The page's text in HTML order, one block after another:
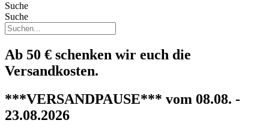
Suche
Suche
Ab 50 € schenken wir euch die
Versandkosten.
***VERSANDPAUSE*** vom 08.08. -
23.08.2026